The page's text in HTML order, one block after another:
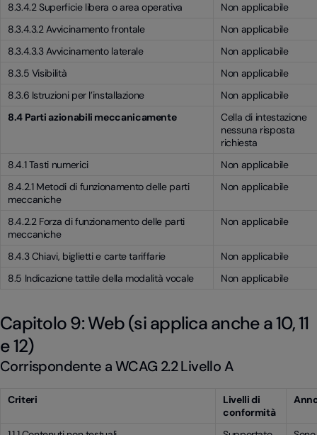
8.3.4.2 Superficie libera o area operativa
Non applicabile
8.3.4.3.2 Avvicinamento frontale
Non applicabile
8.3.4.3.3 Avvicinamento laterale
Non applicabile
8.3.5 Visibilità
Non applicabile
8.3.6 Istruzioni per l’installazione
Non applicabile
8.4 Parti azionabili meccanicamente
Cella di intestazione
nessuna risposta
richiesta
8.4.1 Tasti numerici
Non applicabile
8.4.2.1 Metodi di funzionamento delle parti
meccaniche
Non applicabile
8.4.2.2 Forza di funzionamento delle parti
meccaniche
Non applicabile
8.4.3 Chiavi, biglietti e carte tariffarie
Non applicabile
8.5 Indicazione tattile della modalità vocale
Non applicabile
Capitolo 9: Web (si applica anche a 10, 11
e 12)
Corrispondente a WCAG 2.2 Livello A
Criteri
Livelli di
conformità